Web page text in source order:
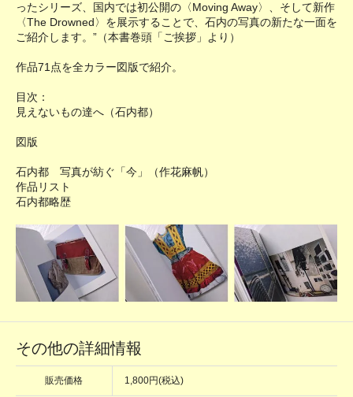
ったシリーズ、国内では初公開の〈Moving Away〉、そして新作
〈The Drowned〉を展示することで、石内の写真の新たな一面を
ご紹介します。”（本書巻頭「ご挨拶」より）
作品71点を全カラー図版で紹介。
目次：
見えないもの達へ（石内都）
図版
石内都 写真が紡ぐ「今」（作花麻帆）
作品リスト
石内都略歴
その他の詳細情報
販売価格 1,800円(税込)